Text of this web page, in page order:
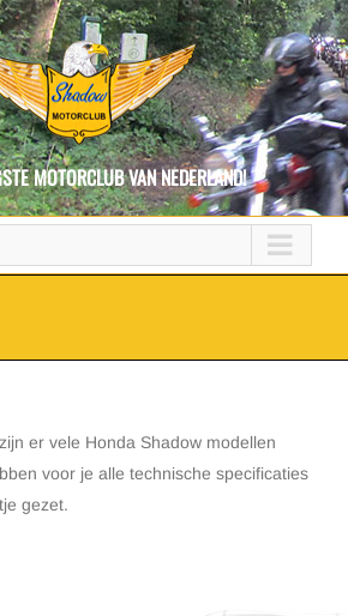
MOTORCLUB VAN NEDERLAND!
er vele Honda Shadow modellen
voor je alle technische specificaties
gezet.